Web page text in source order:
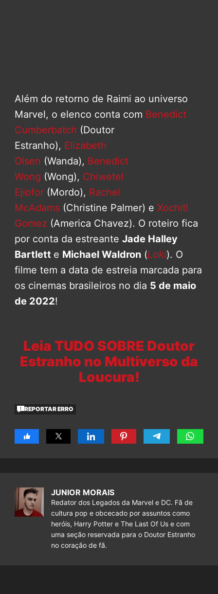
Além do retorno de Raimi ao universo
Marvel, o elenco conta com Benedict
Cumberbatch (Doutor
Estranho), Elizabeth
Olsen (Wanda), Benedict
Wong (Wong), Chiwetel
Ejiofor (Mordo), Rachel
McAdams (Christine Palmer) e Xochitl
Gomez (America Chavez). O roteiro fica
por conta da estreante Jade Halley
Bartlett e Michael Waldron (Loki). O
filme tem a data de estreia marcada para
os cinemas brasileiros no dia 5 de maio
de 2022!
Leia TUDO SOBRE Doutor
Estranho no Multiverso da
Loucura!
REPORTAR ERRO
JUNIOR MORAIS
Redator dos Legados da Marvel e DC. Fã de
cultura pop e obcecado por assuntos como
heróis, Harry Potter e The Last Of Us e com
uma seção reservada para o Doutor Estranho
no coração de fã.